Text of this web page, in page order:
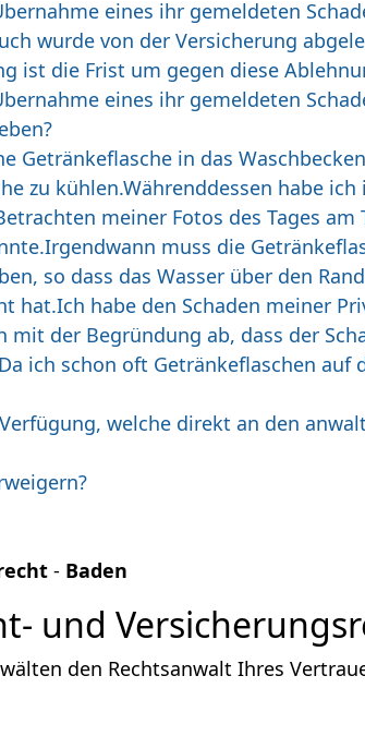
eines ihr gemeldeten
wurde von der Versicherung
ist die Frist um gegen diese
eines ihr gemeldeten
Getränkeflasche in das
zu kühlen.Währenddessen habe
meiner Fotos des Tages am
muss die
so dass das Wasser über den
hat.Ich habe den Schaden meiner
der Begründung ab, dass der
ich schon oft Getränkeflaschen auf
welche direkt an den
- Baden
und
den Rechtsanwalt Ihres